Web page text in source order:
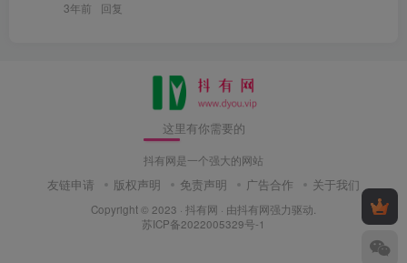
3年前 回复
这里有你需要的
抖有网是一个强大的网站
友链申请 版权声明 免责声明 广告合作 关于我们
Copyright © 2023 · 抖有网 · 由抖有网强力驱动.
苏ICP备2022005329号-1